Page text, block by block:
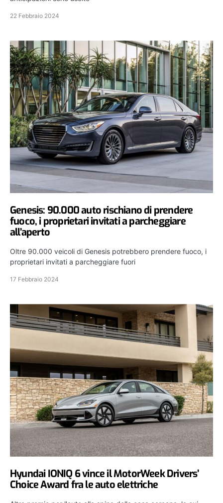
22 Febbraio 2024
Genesis: 90.000 auto rischiano di prendere
fuoco, i proprietari invitati a parcheggiare
all’aperto
Oltre 90.000 veicoli di Genesis potrebbero prendere fuoco, i
proprietari invitati a parcheggiare fuori
17 Febbraio 2024
Hyundai IONIQ 6 vince il MotorWeek Drivers’
Choice Award fra le auto elettriche